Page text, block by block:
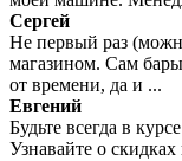
Сергей
Не первый раз
магазином. Сам
от времени, да и ...
Евгений
Будьте всегда в
Узнавайте о